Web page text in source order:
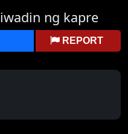
ng kapre
REPORT